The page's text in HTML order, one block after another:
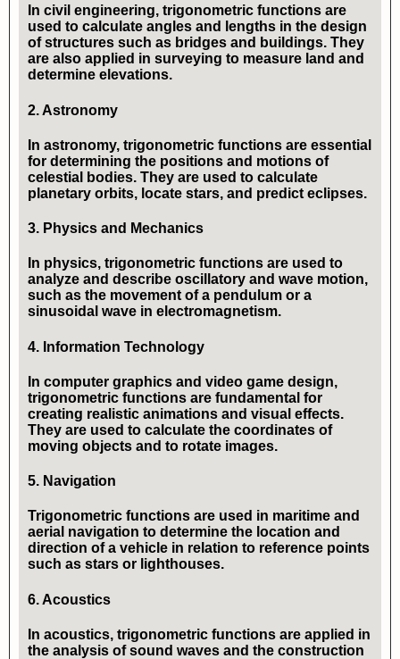
In civil engineering, trigonometric functions are
used to calculate angles and lengths in the design
of structures such as bridges and buildings. They
are also applied in surveying to measure land and
determine elevations.
2. Astronomy
In astronomy, trigonometric functions are essential
for determining the positions and motions of
celestial bodies. They are used to calculate
planetary orbits, locate stars, and predict eclipses.
3. Physics and Mechanics
In physics, trigonometric functions are used to
analyze and describe oscillatory and wave motion,
such as the movement of a pendulum or a
sinusoidal wave in electromagnetism.
4. Information Technology
In computer graphics and video game design,
trigonometric functions are fundamental for
creating realistic animations and visual effects.
They are used to calculate the coordinates of
moving objects and to rotate images.
5. Navigation
Trigonometric functions are used in maritime and
aerial navigation to determine the location and
direction of a vehicle in relation to reference points
such as stars or lighthouses.
6. Acoustics
In acoustics, trigonometric functions are applied in
the analysis of sound waves and the construction